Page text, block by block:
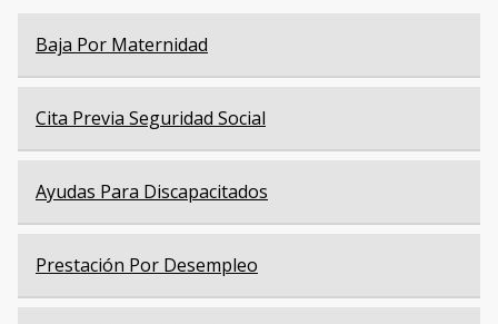
Baja Por Maternidad
Cita Previa Seguridad Social
Ayudas Para Discapacitados
Prestación Por Desempleo